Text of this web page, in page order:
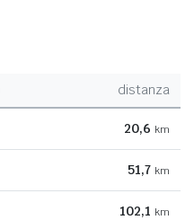
distanza
20,6 km
51,7 km
102,1 km